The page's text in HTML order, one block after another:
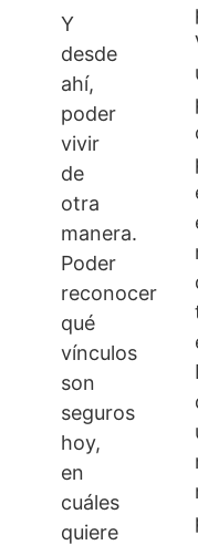
Y
desde
ahí,
poder
vivir
de
otra
manera.
Poder
reconocer
qué
vínculos
son
seguros
hoy,
en
cuáles
quiere